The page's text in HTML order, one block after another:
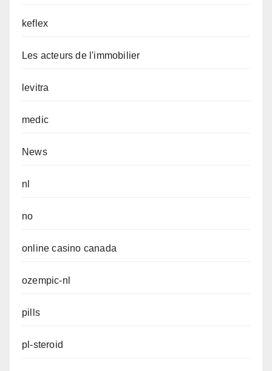
keflex
Les acteurs de l'immobilier
levitra
medic
News
nl
no
online casino canada
ozempic-nl
pills
pl-steroid